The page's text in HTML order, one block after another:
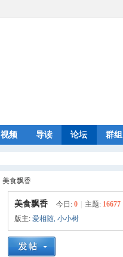
视频 导读 论坛 群组
美食飘香
美食飘香 今日: 0 主题: 16677
版主: 爱相随, 小小树